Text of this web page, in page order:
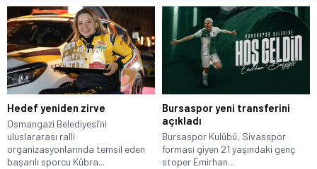
Hedef yeniden zirve
Osmangazi Belediyesi’ni
uluslararası ralli
organizasyonlarında temsil eden
başarılı sporcu Kübra...
Bursaspor yeni transferini
açıkladı
Bursaspor Kulübü, Sivasspor
forması giyen 21 yaşındaki genç
stoper Emirhan...